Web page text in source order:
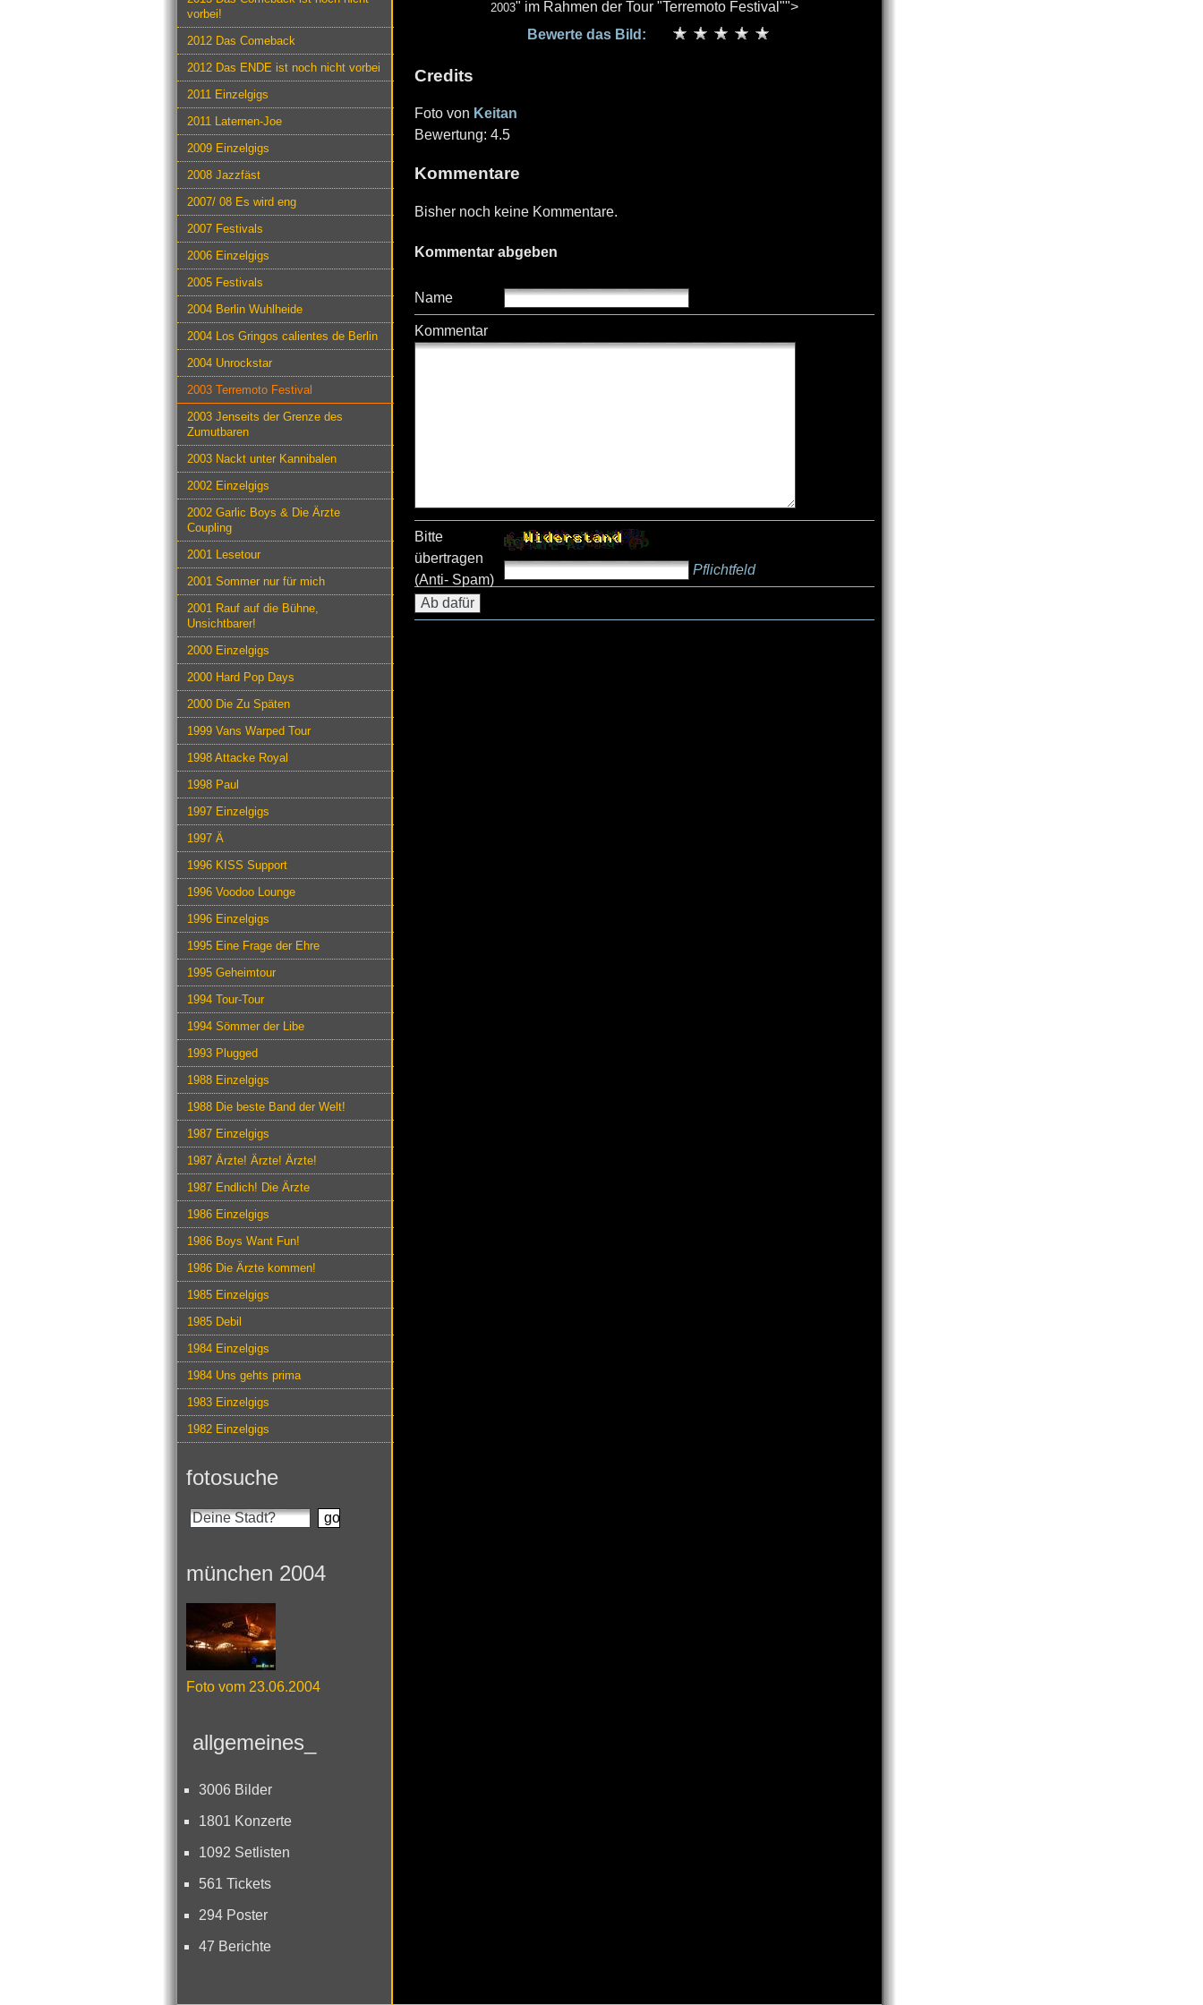
vorbei!
2012 Das Comeback
2012 Das ENDE ist noch nicht vorbei
2011 Einzelgigs
2011 Laternen-Joe
2009 Einzelgigs
2008 Jazzfäst
2007/ 08 Es wird eng
2007 Festivals
2006 Einzelgigs
2005 Festivals
2004 Berlin Wuhlheide
2004 Los Gringos calientes de Berlin
2004 Unrockstar
2003 Terremoto Festival
2003 Jenseits der Grenze des
Zumutbaren
2003 Nackt unter Kannibalen
2002 Einzelgigs
2002 Garlic Boys & Die Ärzte
Coupling
2001 Lesetour
2001 Sommer nur für mich
2001 Rauf auf die Bühne,
Unsichtbarer!
2000 Einzelgigs
2000 Hard Pop Days
2000 Die Zu Späten
1999 Vans Warped Tour
1998 Attacke Royal
1998 Paul
1997 Einzelgigs
1997 Ä
1996 KISS Support
1996 Voodoo Lounge
1996 Einzelgigs
1995 Eine Frage der Ehre
1995 Geheimtour
1994 Tour-Tour
1994 Sömmer der Libe
1993 Plugged
1988 Einzelgigs
1988 Die beste Band der Welt!
1987 Einzelgigs
1987 Ärzte! Ärzte! Ärzte!
1987 Endlich! Die Ärzte
1986 Einzelgigs
1986 Boys Want Fun!
1986 Die Ärzte kommen!
1985 Einzelgigs
1985 Debil
1984 Einzelgigs
1984 Uns gehts prima
1983 Einzelgigs
1982 Einzelgigs
fotosuche
münchen 2004
Foto vom 23.06.2004
allgemeines_
3006 Bilder
1801 Konzerte
1092 Setlisten
561 Tickets
294 Poster
47 Berichte
2003" im Rahmen der Tour "Terremoto Festival"">
Bewerte das Bild:
Credits
Foto von Keitan
Bewertung: 4.5
Kommentare
Bisher noch keine Kommentare.
Kommentar abgeben
Name
Kommentar
Bitte
übertragen
(Anti- Spam)
Pflichtfeld